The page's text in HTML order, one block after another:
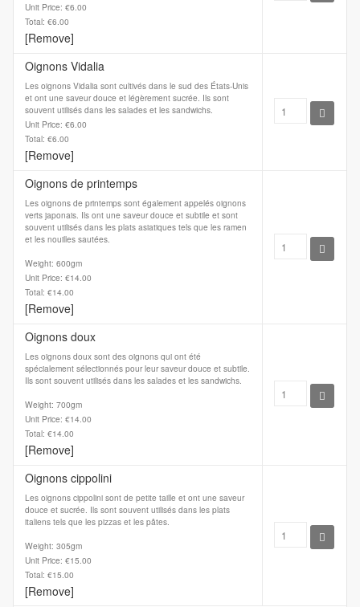
Unit Price: €6.00
Total: €6.00
[Remove]
Oignons Vidalia
Les oignons Vidalia sont cultivés dans le sud des États-Unis
et ont une saveur douce et légèrement sucrée. Ils sont
souvent utilisés dans les salades et les sandwichs.
Unit Price: €6.00
Total: €6.00
[Remove]
Oignons de printemps
Les oignons de printemps sont également appelés oignons
verts japonais. Ils ont une saveur douce et subtile et sont
souvent utilisés dans les plats asiatiques tels que les ramen
et les nouilles sautées.
Weight: 600gm
Unit Price: €14.00
Total: €14.00
[Remove]
Oignons doux
Les oignons doux sont des oignons qui ont été
spécialement sélectionnés pour leur saveur douce et subtile.
Ils sont souvent utilisés dans les salades et les sandwichs.
Weight: 700gm
Unit Price: €14.00
Total: €14.00
[Remove]
Oignons cippolini
Les oignons cippolini sont de petite taille et ont une saveur
douce et sucrée. Ils sont souvent utilisés dans les plats
italiens tels que les pizzas et les pâtes.
Weight: 305gm
Unit Price: €15.00
Total: €15.00
[Remove]